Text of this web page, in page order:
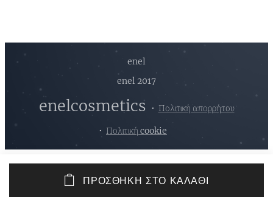
ΠΡΟΣΘΉΚΗ ΣΤΟ ΚΑΛΆΘΙ
enel
enel 2017
enelcosmetics Πολιτική απορρήτου
Πολιτική cookie